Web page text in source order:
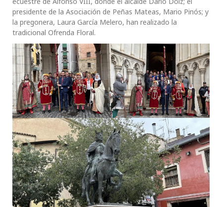
presidente de la Asociación de Peñas Mateas, Mario Pinós; y
la pregonera, Laura García Melero, han realizado la
tradicional Ofrenda Floral.